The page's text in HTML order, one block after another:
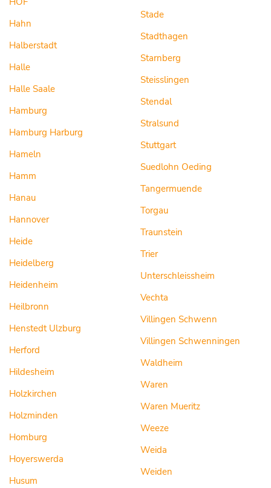
Hahn
Halberstadt
Halle
Halle Saale
Hamburg
Hamburg Harburg
Hameln
Hamm
Hanau
Hannover
Heide
Heidelberg
Heidenheim
Heilbronn
Henstedt Ulzburg
Herford
Hildesheim
Holzkirchen
Holzminden
Homburg
Hoyerswerda
Husum
Stade
Stadthagen
Starnberg
Steisslingen
Stendal
Stralsund
Stuttgart
Suedlohn Oeding
Tangermuende
Torgau
Traunstein
Trier
Unterschleissheim
Vechta
Villingen Schwenn
Villingen Schwenningen
Waldheim
Waren
Waren Mueritz
Weeze
Weida
Weiden